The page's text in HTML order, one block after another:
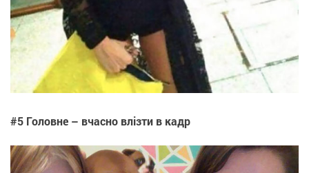
#5 Головне – вчасно влізти в кадр